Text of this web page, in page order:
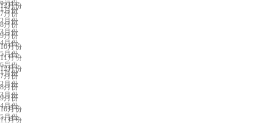
12月份
6月份
7月份
8月份
9月份
10月份
11月份
12月份
1月份
2月份
3月份
4月份
5月份
6月份
7月份
8月份
9月份
10月份
11月份
太原展会排期
1月份
2月份
3月份
4月份
5月份